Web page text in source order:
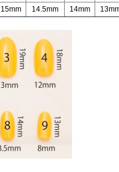
15mm 14.5mm 14mm